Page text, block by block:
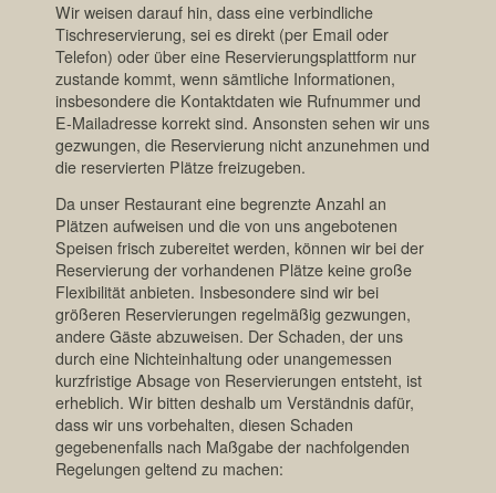
‍Wir weisen darauf hin, dass eine verbindliche
Tischreservierung, sei es direkt (per Email oder
Telefon) oder über eine Reservierungsplattform nur
zustande kommt, wenn sämtliche Informationen,
insbesondere die Kontaktdaten wie Rufnummer und
E-Mailadresse korrekt sind. Ansonsten sehen wir uns
gezwungen, die Reservierung nicht anzunehmen und
die reservierten Plätze freizugeben.
Da unser Restaurant eine begrenzte Anzahl an
Plätzen aufweisen und die von uns angebotenen
Speisen frisch zubereitet werden, können wir bei der
Reservierung der vorhandenen Plätze keine große
Flexibilität anbieten. Insbesondere sind wir bei
größeren Reservierungen regelmäßig gezwungen,
andere Gäste abzuweisen. Der Schaden, der uns
durch eine Nichteinhaltung oder unangemessen
kurzfristige Absage von Reservierungen entsteht, ist
erheblich. Wir bitten deshalb um Verständnis dafür,
dass wir uns vorbehalten, diesen Schaden
gegebenenfalls nach Maßgabe der nachfolgenden
Regelungen geltend zu machen: